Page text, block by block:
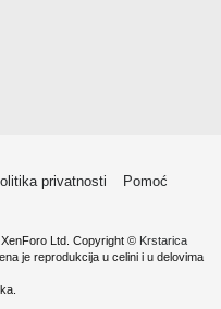
privatnosti
Pomoć
Ltd. Copyright © Krstarica
je reprodukcija u celini i u delovima